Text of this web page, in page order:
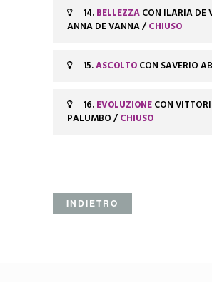
14.BELLEZZACON ILARIA DE
ANNA DE VANNA /CHIUSO
15.ASCOLTOCON SAVERIO
16.EVOLUZIONECON
PALUMBO /CHIUSO
INDIETRO